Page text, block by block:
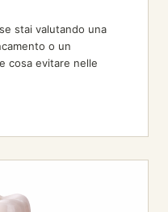
stai valutando una
o un
cosa evitare nelle